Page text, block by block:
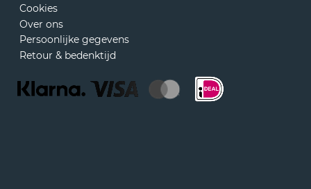
Cookies
Over ons
Persoonlijke gegevens
Retour & bedenktijd